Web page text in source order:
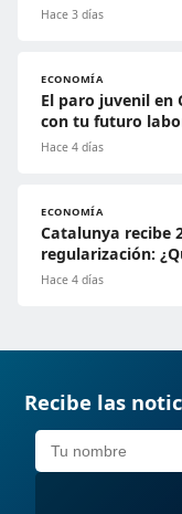
Hace 3 días
ECONOMÍA
El paro juvenil en
con tu futuro
Hace 4 días
ECONOMÍA
Catalunya recibe
regularización:
Hace 4 días
Recibe las